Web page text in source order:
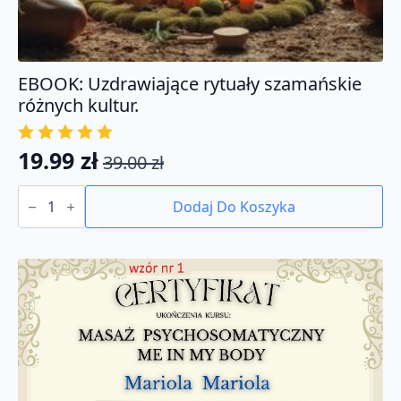
EBOOK: Uzdrawiające rytuały szamańskie
różnych kultur.
39.00zł
Pierwotna
cena
wynosiła:
39.00 zł.
19.99 zł
Aktualna
cena
wynosi:
19.99 zł.
ilość
EBOOK:
rytuały
różnych
kultur.
Dodaj Do Koszyka